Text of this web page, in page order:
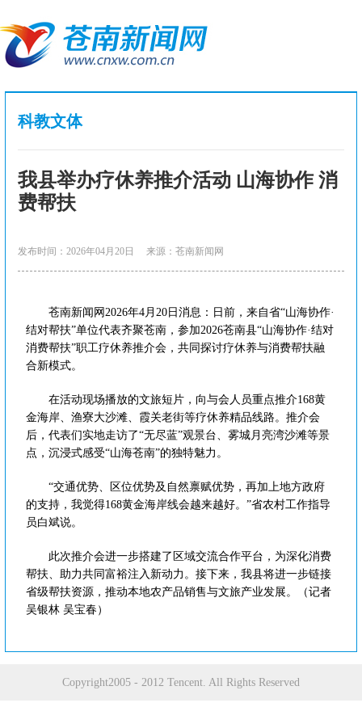
科教文体
我县举办疗休养推介活动 山海协作 消
费帮扶
发布时间：2026年04月20日 来源：苍南新闻网
苍南新闻网2026年4月20日消息：日前，来自省“山海协作·
结对帮扶”单位代表齐聚苍南，参加2026苍南县“山海协作·结对
消费帮扶”职工疗休养推介会，共同探讨疗休养与消费帮扶融
合新模式。
在活动现场播放的文旅短片，向与会人员重点推介168黄
金海岸、渔寮大沙滩、霞关老街等疗休养精品线路。推介会
后，代表们实地走访了“无尽蓝”观景台、雾城月亮湾沙滩等景
点，沉浸式感受“山海苍南”的独特魅力。
“交通优势、区位优势及自然禀赋优势，再加上地方政府
的支持，我觉得168黄金海岸线会越来越好。”省农村工作指导
员白斌说。
此次推介会进一步搭建了区域交流合作平台，为深化消费
帮扶、助力共同富裕注入新动力。接下来，我县将进一步链接
省级帮扶资源，推动本地农产品销售与文旅产业发展。（记者
吴银林 吴宝春）
Copyright2005 - 2012 Tencent. All Rights Reserved